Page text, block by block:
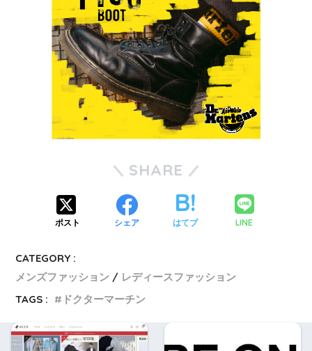
SHARE
ポスト シェア はてブ LINE
CATEGORY :
メンズファッション
レディースファッション
TAGS :
ドクターマーチン